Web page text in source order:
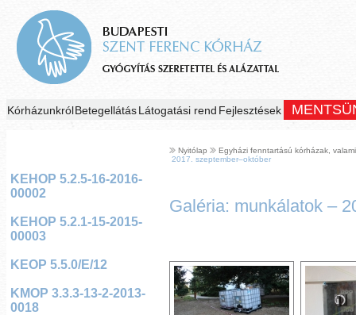
KórházunkrólBetegellátásLátogatási rend Fejlesztések
KEHOP 5.2.5-16-2016-
00002
KEHOP 5.2.1-15-2015-
00003
KEOP 5.5.0/E/12
KMOP 3.3.3-13-2-2013-
0018
Nyitólap
Egyházi fenntartású kórházak,
2017. szeptember–október
Galéria: munkálatok –